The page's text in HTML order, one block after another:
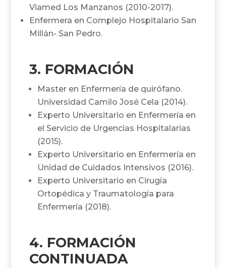
Viamed Los Manzanos (2010-2017).
Enfermera en Complejo Hospitalario San
Millán- San Pedro.
3. FORMACIÓN
Master en Enfermería de quirófano.
Universidad Camilo José Cela (2014).
Experto Universitario en Enfermería en
el Servicio de Urgencias Hospitalarias
(2015).
Experto Universitario en Enfermería en
Unidad de Cuidados Intensivos (2016).
Experto Universitario en Cirugía
Ortopédica y Traumatología para
Enfermería (2018).
4. FORMACIÓN
CONTINUADA